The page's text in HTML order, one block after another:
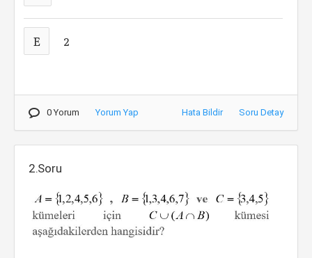
E 2
0 Yorum Yorum Yap Hata Bildir Soru Detay
2.Soru